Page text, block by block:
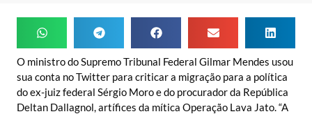
O ministro do Supremo Tribunal Federal Gilmar Mendes usou
sua conta no Twitter para criticar a migração para a política
do ex-juiz federal Sérgio Moro e do procurador da República
Deltan Dallagnol, artífices da mítica Operação Lava Jato. “A